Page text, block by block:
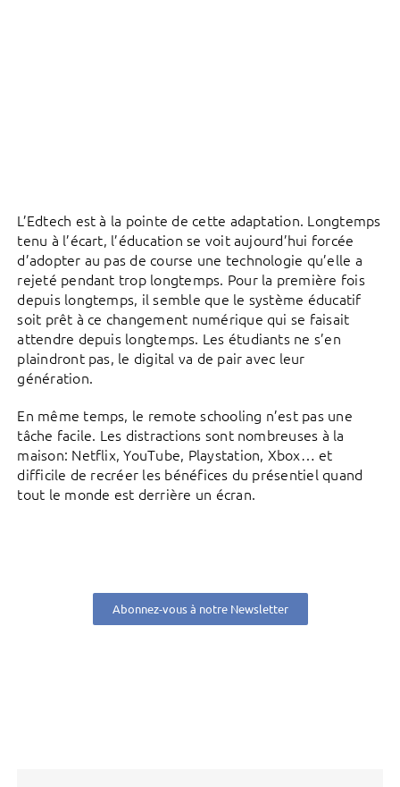
L’Edtech est à la pointe de cette adaptation. Longtemps
tenu à l’écart, l’éducation se voit aujourd’hui forcée
d’adopter au pas de course une technologie qu’elle a
rejeté pendant trop longtemps. Pour la première fois
depuis longtemps, il semble que le système éducatif
soit prêt à ce changement numérique qui se faisait
attendre depuis longtemps. Les étudiants ne s’en
plaindront pas, le digital va de pair avec leur
génération.
En même temps, le remote schooling n’est pas une
tâche facile. Les distractions sont nombreuses à la
maison: Netflix, YouTube, Playstation, Xbox… et
difficile de recréer les bénéfices du présentiel quand
tout le monde est derrière un écran.
Abonnez-vous à notre Newsletter